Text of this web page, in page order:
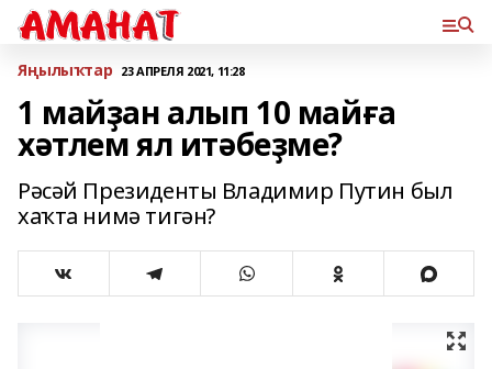
Яңылыҡтар 23 АПРЕЛЯ 2021, 11:28
1 майҙан алып 10 майға
хәтлем ял итәбеҙме?
Рәсәй Президенты Владимир Путин был
хаҡта нимә тигән?